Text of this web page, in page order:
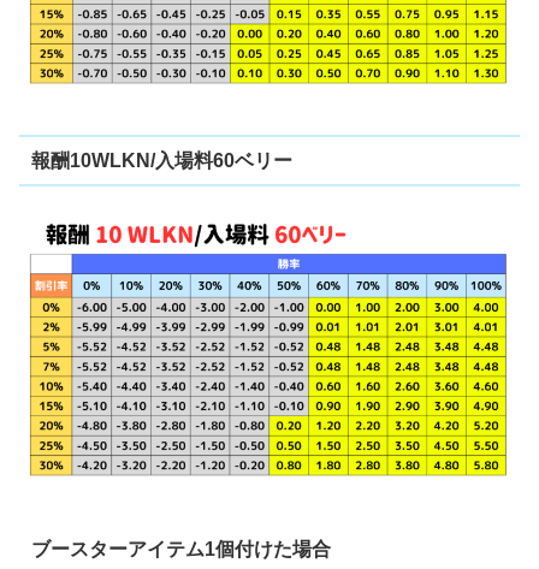
報酬10WLKN/入場料60ベリー
ブースターアイテム1個付けた場合